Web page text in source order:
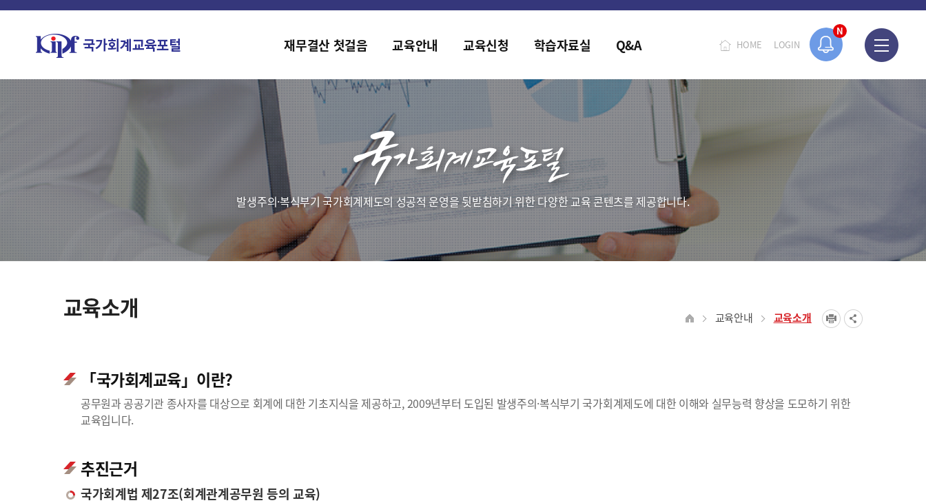
N
2019년도 국가회계 전문교육 사전수요조사 안내
HOME LOGIN
재무결산 첫걸음 교육안내 교육신청 학습자료실 Q&A
발생주의·복식부기 국가회계제도의 성공적 운영을 뒷받침하기 위한 다양한 교육 콘텐츠를 제공합니다.
교육소개 교육안내 교육소개
「국가회계교육」이란?
공무원과 공공기관 종사자를 대상으로 회계에 대한 기초지식을 제공하고, 2009년부터 도입된 발생주의·복식부기 국가회계제도에 대한 이해와 실무능력 향상을 도모하기 위한
교육입니다.
추진근거
국가회계법 제27조(회계관계공무원 등의 교육)